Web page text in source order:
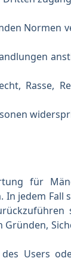
Normen
Rasse,
für
jedem
Users